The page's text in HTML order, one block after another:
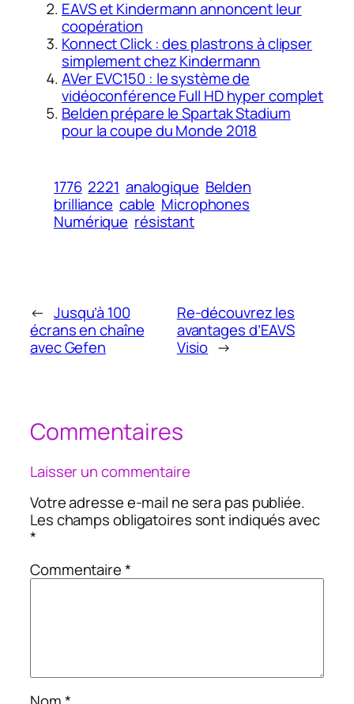
EAVS et Kindermann annoncent leur
coopération
Konnect Click : des plastrons à clipser
simplement chez Kindermann
AVer EVC150 : le système de
vidéoconférence Full HD hyper complet
Belden prépare le Spartak Stadium
pour la coupe du Monde 2018
1776 2221 analogique Belden
brilliance cable Microphones
Numérique résistant
← Jusqu’à 100
écrans en chaîne
avec Gefen
Re-découvrez les
avantages d’EAVS
Visio →
Commentaires
Laisser un commentaire
Votre adresse e-mail ne sera pas publiée.
Les champs obligatoires sont indiqués avec
*
Commentaire*